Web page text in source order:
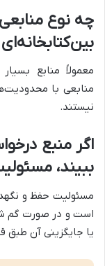
چه نوع
معمولاً منابع
نیستند.
اگر منبع
ببیند،
مسئولیت حفظ و
است و در صورت گم
یا جایگزینی آن طبق